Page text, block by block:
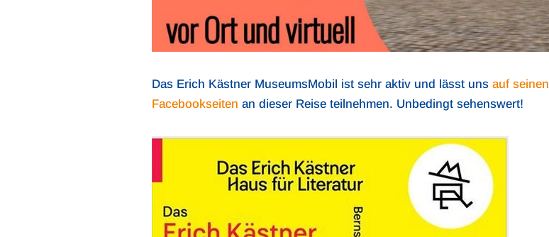
Das Erich Kästner MuseumsMobil ist sehr aktiv und lässt uns auf seinen
Facebookseiten an dieser Reise teilnehmen. Unbedingt sehenswert!